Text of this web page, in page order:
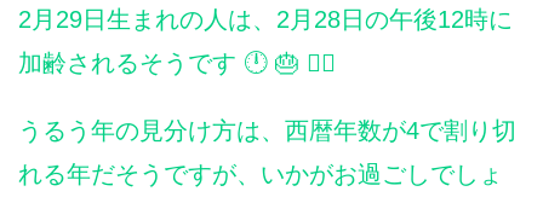
2月29日生まれの人は、2月28日の午後12時に
加齢されるそうです 🕛 🎂 🧚‍♀️
うるう年の見分け方は、西暦年数が4で割り切
れる年だそうですが、いかがお過ごしでしょ